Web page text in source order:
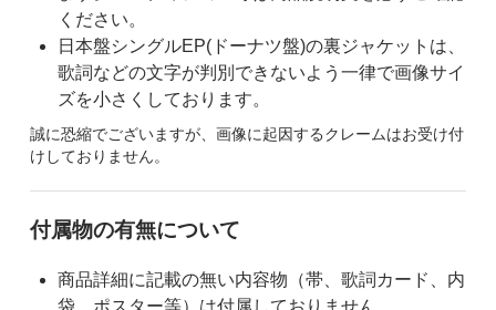
ください。
日本盤シングルEP(ドーナツ盤)の裏ジャケットは、
歌詞などの文字が判別できないよう一律で画像サイ
ズを小さくしております。
誠に恐縮でございますが、画像に起因するクレームはお受け付
けしておりません。
付属物の有無について
商品詳細に記載の無い内容物（帯、歌詞カード、内
袋、ポスター等）は付属しておりません。